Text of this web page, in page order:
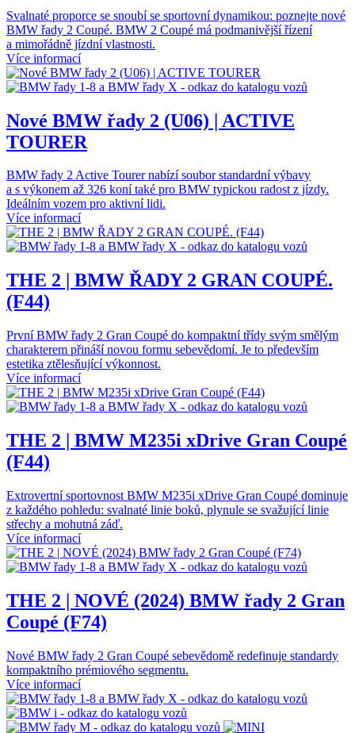
Svalnaté proporce se snoubí se sportovní dynamikou: poznejte nové
BMW řady 2 Coupé. BMW 2 Coupé má podmanivější řízení
a mimořádně jízdní vlastnosti.
Více informací
Nové BMW řady 2 (U06) | ACTIVE
TOURER
BMW řady 2 Active Tourer nabízí soubor standardní výbavy
a s výkonem až 326 koní také pro BMW typickou radost z jízdy.
Ideálním vozem pro aktivní lidi.
Více informací
THE 2 | BMW ŘADY 2 GRAN COUPÉ.
(F44)
První BMW řady 2 Gran Coupé do kompaktní třídy svým smělým
charakterem přináší novou formu sebevědomí. Je to především
estetika ztělesňující výkonnost.
Více informací
THE 2 | BMW M235i xDrive Gran Coupé
(F44)
Extrovertní sportovnost BMW M235i xDrive Gran Coupé dominuje
z každého pohledu: svalnaté linie boků, plynule se svažující linie
střechy a mohutná záď.
Více informací
THE 2 | NOVÉ (2024) BMW řady 2 Gran
Coupé (F74)
Nové BMW řady 2 Gran Coupé sebevědomě redefinuje standardy
kompaktního prémiového segmentu.
Více informací